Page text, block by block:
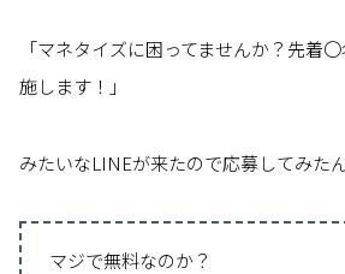
「マネタイズに困ってませんか？先着
施します！」
みたいなLINEが来たので応募してみたん
マジで無料なのか？